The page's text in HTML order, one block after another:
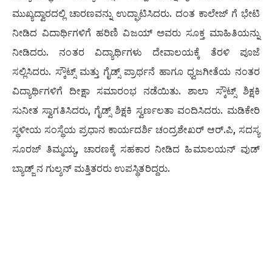
ಮುಖ್ಯದ್ವಾರದಲ್ಲಿ ಚಾರಣವನ್ನು ಉದ್ಘಾಟಿಸಿದರು. ದಂತ ಕಾಲೇಜ್ ಗೆ ಭೇಟಿ
ನೀಡಿದ ವಿದಾರ್ಥಿಗಳಿಗೆ ಹರಿಣಿ ವಿಜಯ್ ಅವರು ಸೂಕ್ತ ಮಾಹಿತಿಯನ್ನು
ನೀಡಿದರು. ನಂತರ ವಿದ್ಯಾರ್ಥಿಗಳು ದೇವಾಲಯಕ್ಕೆ ತೆರಳಿ ಪೂಜೆ
ಸಲ್ಲಿಸಿದರು. ಸ್ಕೌಟ್ಸ್ ಮತ್ತು ಗೈಡ್ಸ್ ಪ್ರಾರ್ಥನೆ ಹಾಗೂ ಧ್ವಜಗೀತೆಯ ನಂತರ
ವಿದ್ಯಾರ್ಥಿಗಳಿಗೆ ದೀಕ್ಷಾ ಸಮಾರಂಭ ನಡೆಯಿತು. ಶಾಲಾ ಸ್ಕೌಟ್ಸ್ ಶಿಕ್ಷಕಿ
ಸುನೀತ ಸ್ವಾಗತಿಸಿದರು, ಗೈಡ್ಸ್ ಶಿಕ್ಷಕಿ ಸ್ವರ್ಣಲತಾ ವಂದಿಸಿದರು. ಮಡಿಕೇರಿ
ಸ್ಥಳೀಯ ಸಂಸ್ಥೆಯ ಪ್ರಧಾನ ಕಾರ್ಯದರ್ಶಿ ಚಂದ್ರಶೇಖರ್ ಆರ್.ಪಿ, ಸದಸ್ಯ
ಸೂರಜ್ ತಿಮ್ಮಯ್ಯ, ಚಾರಣಕ್ಕೆ ಸಹಕಾರ ನೀಡಿದ ಹಿಮಾಲಯನ್ ವುಡ್
ಬ್ಯಾಡ್ಜ್ ನ ಗುಲ್ಶನ್ ಮತ್ತಿತರರು ಉಪಸ್ಥಿತರಿದ್ದರು.